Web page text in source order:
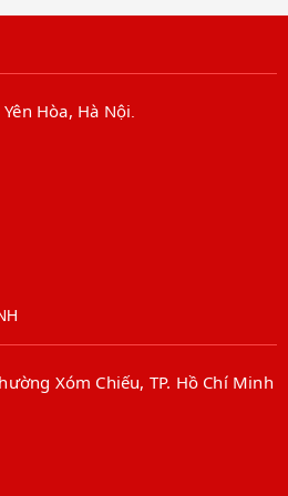
Hòa, Hà Nội
Xóm Chiếu, TP. Hồ Chí Minh